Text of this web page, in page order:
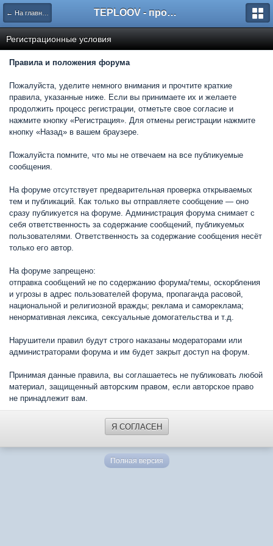
← На главную TEPLOOV - программный комплекс для расчёта систем отопления и вентиляции
Регистрационные условия
Правила и положения форума
Пожалуйста, уделите немного внимания и прочтите краткие
правила, указанные ниже. Если вы принимаете их и желаете
продолжить процесс регистрации, отметьте свое согласие и
нажмите кнопку «Регистрация». Для отмены регистрации нажмите
кнопку «Назад» в вашем браузере.
Пожалуйста помните, что мы не отвечаем на все публикуемые
сообщения.
На форуме отсутствует предварительная проверка открываемых
тем и публикаций. Как только вы отправляете сообщение — оно
сразу публикуется на форуме. Администрация форума снимает с
себя ответственность за содержание сообщений, публикуемых
пользователями. Ответственность за содержание сообщения несёт
только его автор.
На форуме запрещено:
отправка сообщений не по содержанию форума/темы, оскорбления
и угрозы в адрес пользователей форума, пропаганда расовой,
национальной и религиозной вражды; реклама и самореклама;
ненормативная лексика, сексуальные домогательства и т.д.
Нарушители правил будут строго наказаны модераторами или
администраторами форума и им будет закрыт доступ на форум.
Принимая данные правила, вы соглашаетесь не публиковать любой
материал, защищенный авторским правом, если авторское право
не принадлежит вам.
Я СОГЛАСЕН
Полная версия